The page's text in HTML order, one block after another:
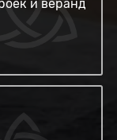
и веранд